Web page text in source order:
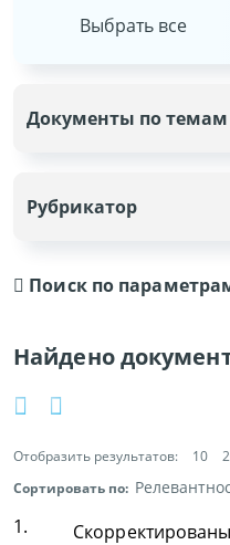
Поиск по
Найдено
Отобразить результатов: 10
Сортировать по:
1.
Выбрать все
Документы по темам
Рубрикатор